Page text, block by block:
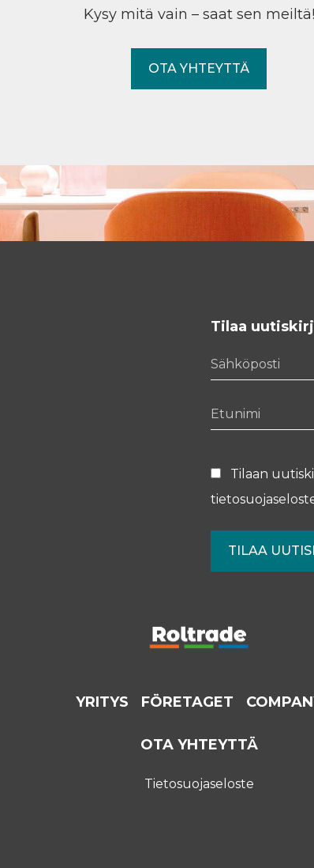
Kysy mitä vain – saat sen meiltä!
OTA YHTEYTTÄ
Tilaa
Tilaan
YRITYS FÖRETAGET
OTA YHTEYTTÄ
Tietosuojaseloste